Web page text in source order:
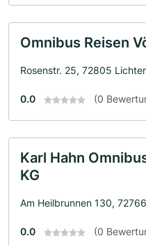
Omnibus Reisen
Rosenstr. 25, 72805
0.0 (0
Karl Hahn
KG
Am Heilbrunnen 130,
0.0 (0